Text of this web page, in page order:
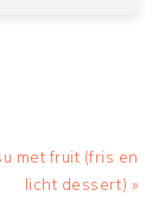
met fruit (fris en
licht dessert) »